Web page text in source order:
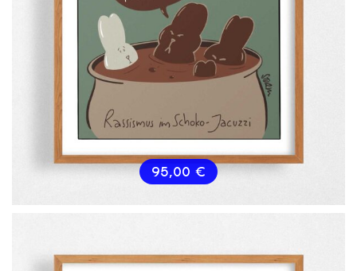
95,00 €